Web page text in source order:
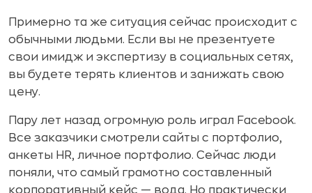
Примерно та же ситуация сейчас происходит с
обычными людьми. Если вы не презентуете
свои имидж и экспертизу в социальных сетях,
вы будете терять клиентов и занижать свою
цену.
Пару лет назад огромную роль играл Facebook.
Все заказчики смотрели сайты с портфолио,
анкеты HR, личное портфолио. Сейчас люди
поняли, что самый грамотно составленный
корпоративный кейс — вода. Но практически